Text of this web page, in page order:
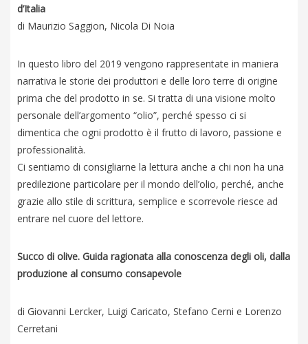
d’Italia
di Maurizio Saggion, Nicola Di Noia
In questo libro del 2019 vengono rappresentate in maniera
narrativa le storie dei produttori e delle loro terre di origine
prima che del prodotto in se. Si tratta di una visione molto
personale dell’argomento “olio”, perché spesso ci si
dimentica che ogni prodotto è il frutto di lavoro, passione e
professionalità.
Ci sentiamo di consigliarne la lettura anche a chi non ha una
predilezione particolare per il mondo dell’olio, perché, anche
grazie allo stile di scrittura, semplice e scorrevole riesce ad
entrare nel cuore del lettore.
Succo di olive. Guida ragionata alla conoscenza degli oli, dalla
produzione al consumo consapevole
di Giovanni Lercker, Luigi Caricato, Stefano Cerni e Lorenzo
Cerretani